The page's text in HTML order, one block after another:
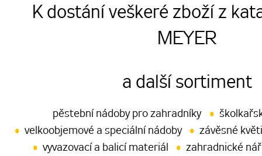
K dostání veškeré zboží z
MEYER
a další sortiment
pěstební nádoby pro zahradníky
velkoobjemové a speciální nádoby
závěsné
vyvazovací a balicí materiál
zahradnické